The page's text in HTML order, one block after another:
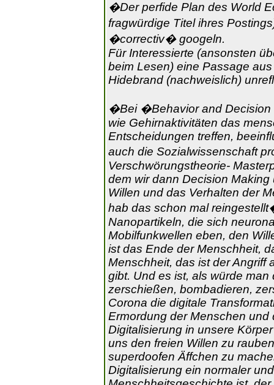
�Der perfide Plan des World
fragwürdige Titel ihres
�correctiv� googeln.
Für Interessierte (ansonsten
beim Lesen) eine Passage
Hidebrand (nachweislich)
�Bei �Behavior and Decision
wie Gehirnaktivitäten das
Entscheidungen treffen,
auch die Sozialwissenschaft
Verschwörungstheorie-
dem wir dann Decision
Willen und das Verhalten der
hab das schon mal
Nanopartikeln, die sich
Mobilfunkwellen eben, den
ist das Ende der Menschheit,
Menschheit, das ist der Angriff
gibt. Und es ist, als würde
zerschießen, bombadieren,
Corona die digitale
Ermordung der Menschen
Digitalisierung in unsere
uns den freien Willen zu
superdoofen Äffchen zu
Digitalisierung ein normaler